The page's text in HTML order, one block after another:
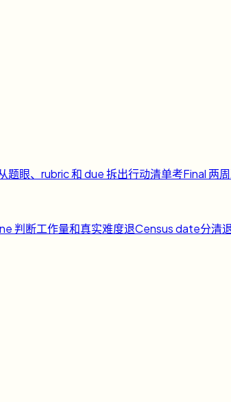
题眼、rubric 和 due 拆出行动清单考Final 两
判断工作量和真实难度退Census date分清